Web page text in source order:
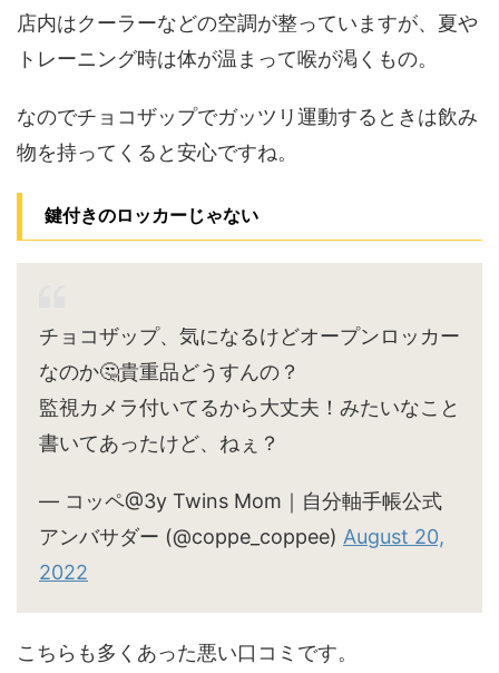
店内はクーラーなどの空調が整っていますが、夏や
トレーニング時は体が温まって喉が渇くもの。
なのでチョコザップでガッツリ運動するときは飲み
物を持ってくると安心ですね。
鍵付きのロッカーじゃない
チョコザップ、気になるけどオープンロッカー
なのか🤔貴重品どうすんの？
監視カメラ付いてるから大丈夫！みたいなこと
書いてあったけど、ねぇ？
— コッペ@3y Twins Mom｜自分軸手帳公式
アンバサダー (@coppe_coppee) August 20,
2022
こちらも多くあった悪い口コミです。